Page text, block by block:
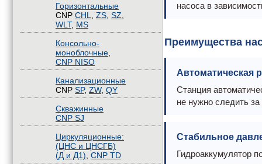
Горизонтальные
CNP CHL ZS SZ
WLT, MS
Консольно-
моноблочные
CNP NISO
Канализационные
CNP SP, ZW, QY
Скважинные
CNP SJ
Циркуляционные:
(ЦНС и ЦНСГБ)
(Д и Д1) CNP TD
насоса в
Преимущества
Автоматическая
Станция
не нужно следить
Стабильное
Гидроаккумулятор